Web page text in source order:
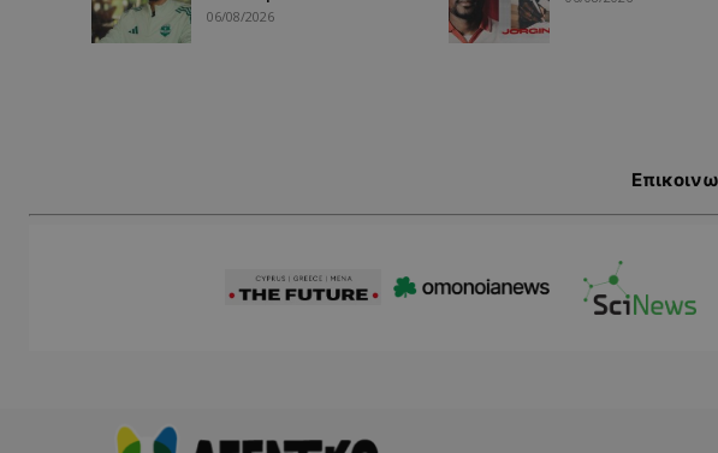
06/08/2026